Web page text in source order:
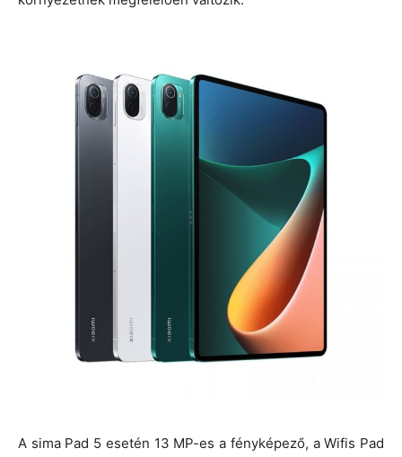
A sima Pad 5 esetén 13 MP-es a fényképező, a Wifis Pad